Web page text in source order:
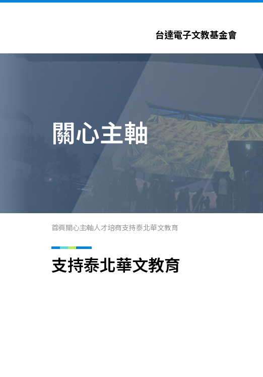
台達電子文教基金會
關心主軸
首頁關心主軸人才培育支持泰北華文教育
支持泰北華文教育